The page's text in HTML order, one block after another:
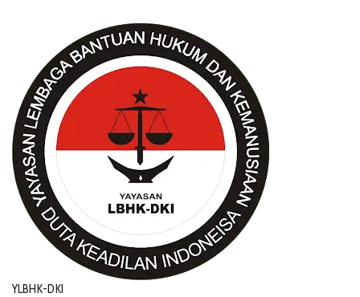
YLBHK-DKI